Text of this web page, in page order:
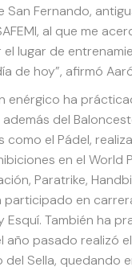
San Fernando,
al que me
lugar de
de hoy”, afirmó
enérgico ha
del
como el Pádel,
en el World
Paratrike,
participado en
Esquí. También ha
año pasado realizó el
del Sella, quedando